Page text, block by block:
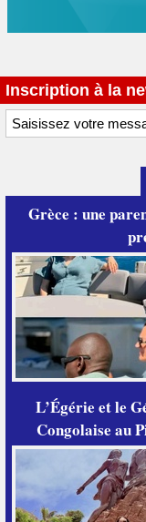
Inscription à la
Grèce : une
L’Égérie et le
Congolaise au